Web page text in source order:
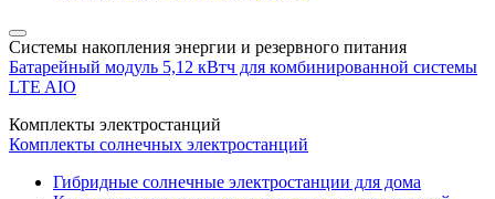
Системы накопления энергии и резервного питания
Батарейный модуль 5,12 кВтч для комбинированной системы
LTE AIO
Комплекты электростанций
Комплекты солнечных электростанций
Гибридные солнечные электростанции для дома